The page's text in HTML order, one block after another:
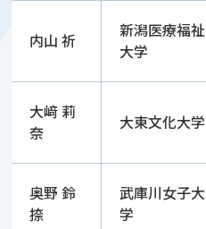
内山 祈
新潟医療福祉
大学
大﨑 莉
奈
大東文化大学
奥野 鈴
捺
武庫川女子大
学